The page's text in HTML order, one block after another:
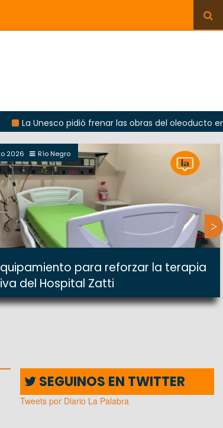
pidió frenar las obras del oleoducto en Punta
2026 Río Negro
para reforzar la terapia
del Hospital Zatti
SEGUINOS EN TWITTER
Tweets por Diario La Palabra